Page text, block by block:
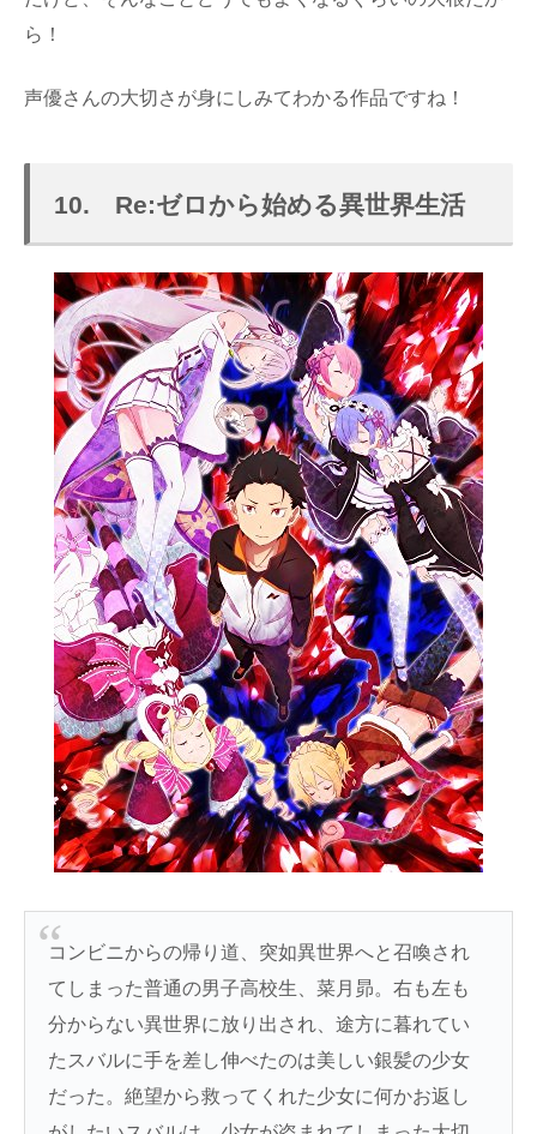
ら！
声優さんの大切さが身にしみてわかる作品ですね！
10. Re:ゼロから始める異世界生活
コンビニからの帰り道、突如異世界へと召喚され
てしまった普通の男子高校生、菜月昴。右も左も
分からない異世界に放り出され、途方に暮れてい
たスバルに手を差し伸べたのは美しい銀髪の少女
だった。絶望から救ってくれた少女に何かお返し